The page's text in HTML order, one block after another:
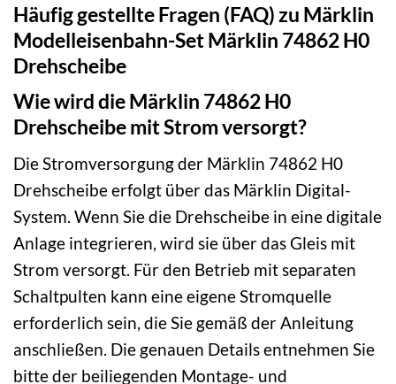
Häufig gestellte Fragen (FAQ) zu Märklin
Modelleisenbahn-Set Märklin 74862 H0
Drehscheibe
Wie wird die Märklin 74862 H0
Drehscheibe mit Strom versorgt?
Die Stromversorgung der Märklin 74862 H0
Drehscheibe erfolgt über das Märklin Digital-
System. Wenn Sie die Drehscheibe in eine digitale
Anlage integrieren, wird sie über das Gleis mit
Strom versorgt. Für den Betrieb mit separaten
Schaltpulten kann eine eigene Stromquelle
erforderlich sein, die Sie gemäß der Anleitung
anschließen. Die genauen Details entnehmen Sie
bitte der beiliegenden Montage- und